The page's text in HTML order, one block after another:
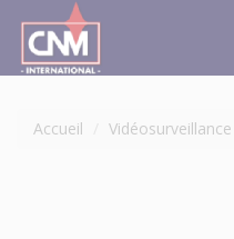
Accueil Vidéosurveillance